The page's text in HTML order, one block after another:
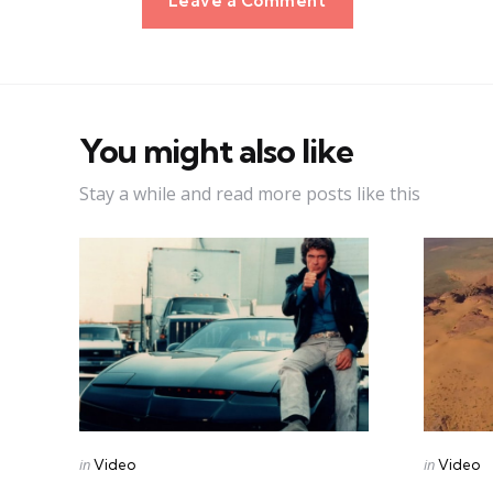
You might also like
Stay a while and read more posts like this
Categories
Posted
inVideo Categories
Posted
in Video